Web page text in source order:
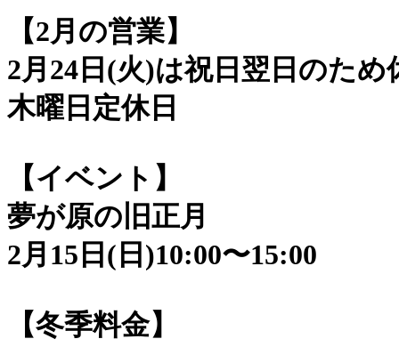
【2月の営業】
2月24日(火)は祝日翌日のため
木曜日定休日
【イベント】
夢が原の旧正月
2月15日(日)10:00〜15:00
【冬季料金】